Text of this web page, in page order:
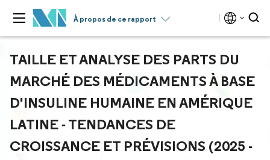
À propos de ce rapport
TAILLE ET ANALYSE DES PARTS DU
MARCHÉ DES MÉDICAMENTS À BASE
D'INSULINE HUMAINE EN AMÉRIQUE
LATINE - TENDANCES DE
CROISSANCE ET PRÉVISIONS (2025 -